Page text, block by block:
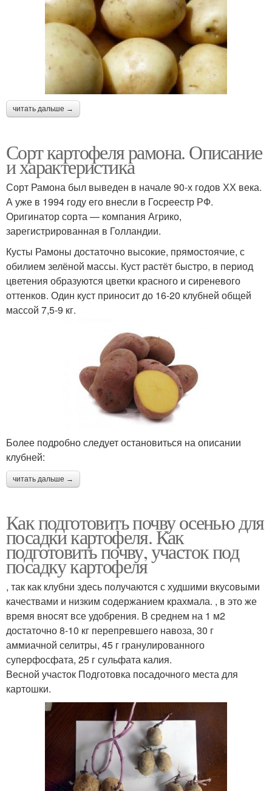
читать дальше →
Сорт картофеля рамона. Описание
и характеристика
Сорт Рамона был выведен в начале 90-х годов ХХ века.
А уже в 1994 году его внесли в Госреестр РФ.
Оригинатор сорта — компания Агрико,
зарегистрированная в Голландии.
Кусты Рамоны достаточно высокие, прямостоячие, с
обилием зелёной массы. Куст растёт быстро, в период
цветения образуются цветки красного и сиреневого
оттенков. Один куст приносит до 16-20 клубней общей
массой 7,5-9 кг.
Более подробно следует остановиться на описании
клубней:
читать дальше →
Как подготовить почву осенью для
посадки картофеля. Как
подготовить почву, участок под
посадку картофеля
​, так как клубни здесь получаются с худшими вкусовыми
качествами и низким содержанием крахмала.​ ​, в это же
время вносят все удобрения. В среднем на 1 м2
достаточно 8-10 кг перепревшего навоза, 30 г
аммиачной селитры, 45 г гранулированного
суперфосфата, 25 г сульфата калия.​
​Весной участок​ ​Подготовка посадочного места для
картошки.​